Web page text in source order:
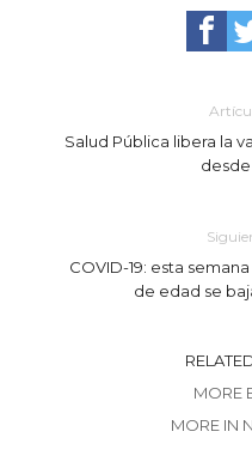
Salud Pública libera la
COVID-19: esta
de edad se
MORE
MORE IN